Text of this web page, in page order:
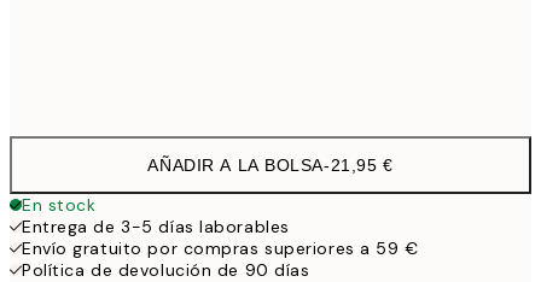
AÑADIR A LA BOLSA-21,95 €
En stock
Entrega de 3-5 días laborables
Envío gratuito por compras superiores a 59 €
Política de devolución de 90 días